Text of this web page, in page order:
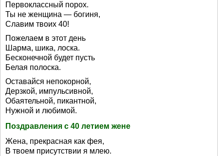
Первоклассный порох.
Ты не женщина — богиня,
Славим твоих 40!
Пожелаем в этот день
Шарма, шика, лоска.
Бесконечной будет пусть
Белая полоска.
Оставайся непокорной,
Дерзкой, импульсивной,
Обаятельной, пикантной,
Нужной и любимой.
Поздравления с 40 летием жене
Жена, прекрасная как фея,
В твоем присутствии я млею.